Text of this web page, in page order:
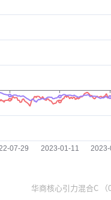
华商核心引力混合C